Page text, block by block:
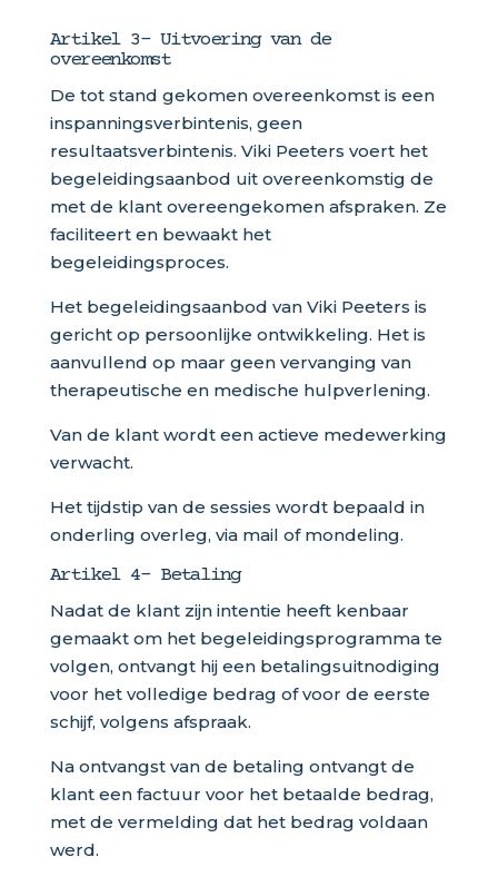
Artikel 3- Uitvoering van de
overeenkomst
De tot stand gekomen overeenkomst is een
inspanningsverbintenis, geen
resultaatsverbintenis. Viki Peeters voert het
begeleidingsaanbod uit overeenkomstig de
met de klant overeengekomen afspraken. Ze
faciliteert en bewaakt het
begeleidingsproces.
Het begeleidingsaanbod van Viki Peeters is
gericht op persoonlijke ontwikkeling. Het is
aanvullend op maar geen vervanging van
therapeutische en medische hulpverlening.
Van de klant wordt een actieve medewerking
verwacht.
Het tijdstip van de sessies wordt bepaald in
onderling overleg, via mail of mondeling.
Artikel 4- Betaling
Nadat de klant zijn intentie heeft kenbaar
gemaakt om het begeleidingsprogramma te
volgen, ontvangt hij een betalingsuitnodiging
voor het volledige bedrag of voor de eerste
schijf, volgens afspraak.
Na ontvangst van de betaling ontvangt de
klant een factuur voor het betaalde bedrag,
met de vermelding dat het bedrag voldaan
werd.